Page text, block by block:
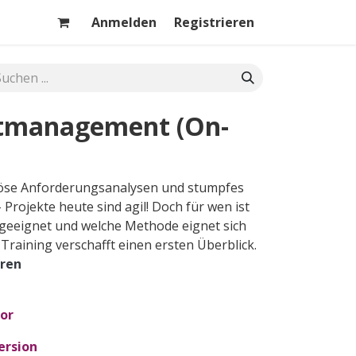
Anmelden Registrieren
(On-
Anforderungsanalysen und stumpfes
heute sind agil! Doch für wen ist
und welche Methode eignet sich
verschafft einen ersten Überblick.